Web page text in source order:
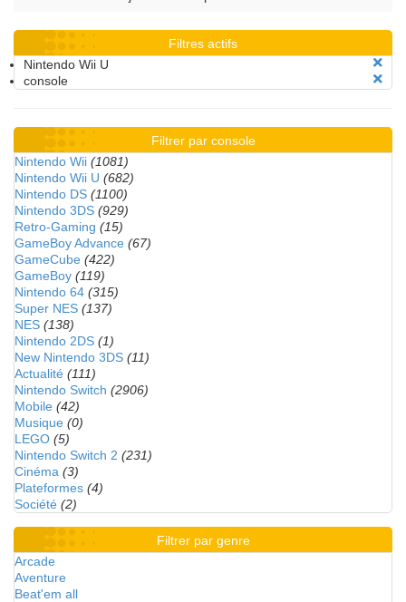
Filtres actifs
Nintendo Wii U
console
Filtrer par console
Nintendo Wii (1081)
Nintendo Wii U (682)
Nintendo DS (1100)
Nintendo 3DS (929)
Retro-Gaming (15)
GameBoy Advance (67)
GameCube (422)
GameBoy (119)
Nintendo 64 (315)
Super NES (137)
NES (138)
Nintendo 2DS (1)
New Nintendo 3DS (11)
Actualité (111)
Nintendo Switch (2906)
Mobile (42)
Musique (0)
LEGO (5)
Nintendo Switch 2 (231)
Cinéma (3)
Plateformes (4)
Société (2)
Filtrer par genre
Arcade
Aventure
Beat'em all